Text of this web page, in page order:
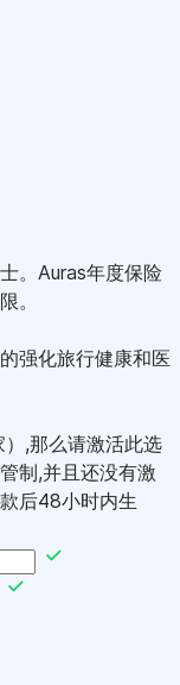
。Auras年度保险
。
强化旅行健康和医
,那么请激活此选
制,并且还没有激
后48小时内生